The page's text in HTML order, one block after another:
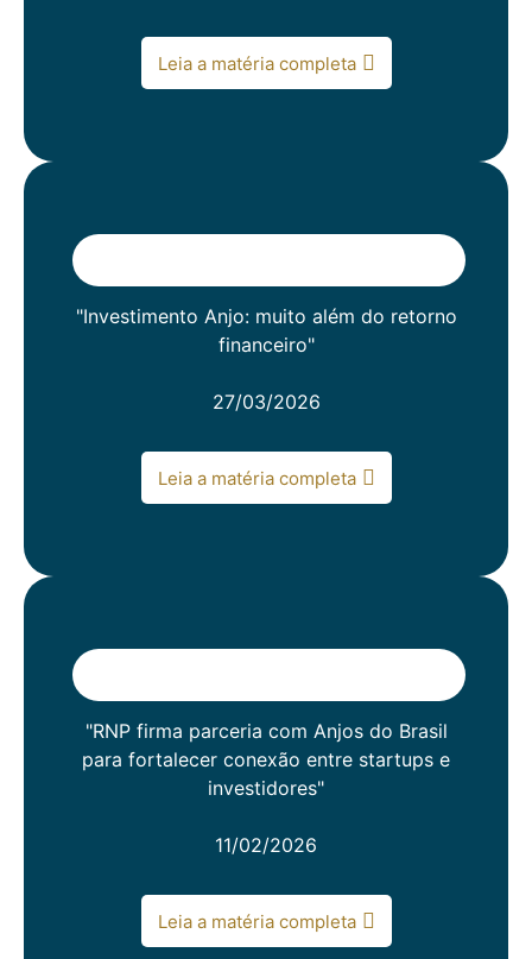
Leia a matéria completa
"Investimento Anjo: muito além do retorno
financeiro"
27/03/2026
Leia a matéria completa
"RNP firma parceria com Anjos do Brasil
para fortalecer conexão entre startups e
investidores"
11/02/2026
Leia a matéria completa